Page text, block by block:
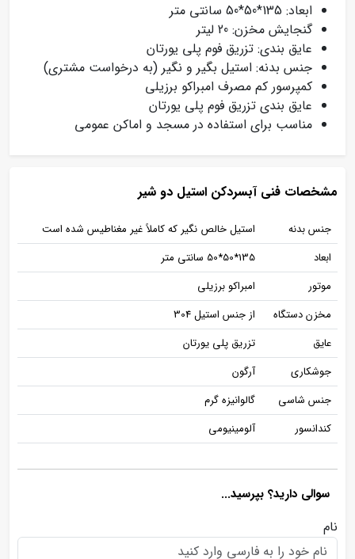
ابعاد: 135*50*50 سانتی متر
گنجایش مخزن: 20 لیتر
عایق بندی: تزریق فوم پلی یورتان
جنس بدنه: استیل بگیر و نگیر (به درخواست مشتری)
کمپرسور کم مصرف امبراکو برزیلی
عایق بندی تزریق فوم پلی یورتان
مناسب برای استفاده در مسجد و اماکن عمومی
مشخصات فنی آبسردکن استیل دو شیر
جنس بدنه
استیل خالص نگیر که کاملاً غیر مغناطیس شده است
ابعاد
135*50*50 سانتی متر
موتور
امبراکو برزیلی
مخزن دستگاه
از جنس استیل 304
عایق
تزریق پلی یورتان
جوشکاری
آرگون
جنس شاسی
گالوانیزه گرم
کندانسور
آلومینیومی
سوالی دارید؟ بپرسید...
نام